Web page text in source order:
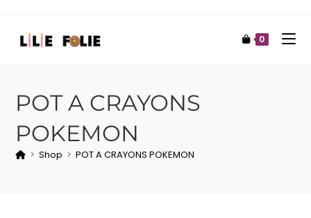
0
POT A CRAYONS
POKEMON
> Shop > POT A CRAYONS POKEMON